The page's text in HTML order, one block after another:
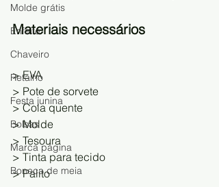
Molde grátis
Enfeite
Chaveiro
Retalho
Festa junina
Bolsas
Marca página
Boneca de meia
Materiais necessários
> EVA
> Pote de sorvete
> Cola quente
> Molde
> Tesoura
> Tinta para tecido
> Palito